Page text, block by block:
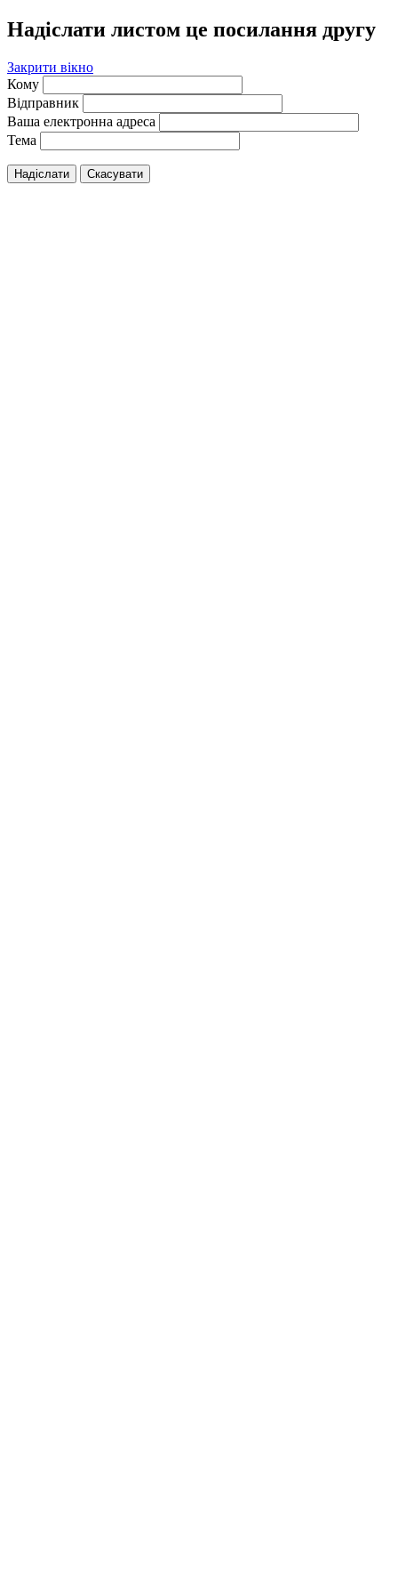
Надіслати листом це посилання другу
Закрити вікно
Кому
Відправник
Ваша електронна адреса
Тема
Надіслати Скасувати